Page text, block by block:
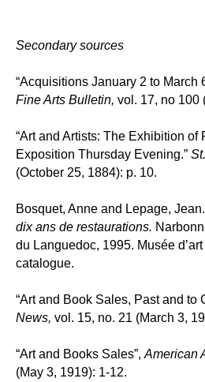
Secondary sources
“Acquisitions January 2 to March
Fine Arts Bulletin, vol. 17, no 100
“Art and Artists: The Exhibition of
Exposition Thursday Evening.”
(October 25, 1884): p. 10.
Bosquet, Anne and Lepage, Jean.
dix ans de restaurations.
du Languedoc, 1995. Musée
catalogue.
“Art and Book Sales, Past and to
News, vol. 15, no. 21 (March 3,
“Art and Books Sales”, American
(May 3, 1919): 1-12.